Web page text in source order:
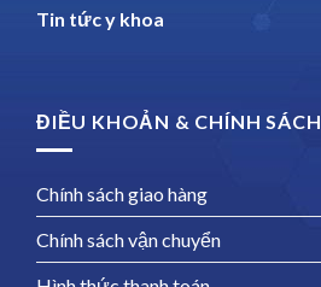
Tin tức y khoa
ĐIỀU KHOẢN & CHÍNH SÁCH
Chính sách giao hàng
Chính sách vận chuyển